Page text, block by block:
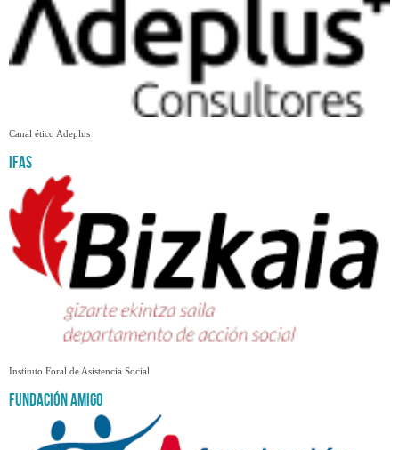
Canal ético Adeplus
Ifas
Instituto Foral de Asistencia Social
Fundación Amigo